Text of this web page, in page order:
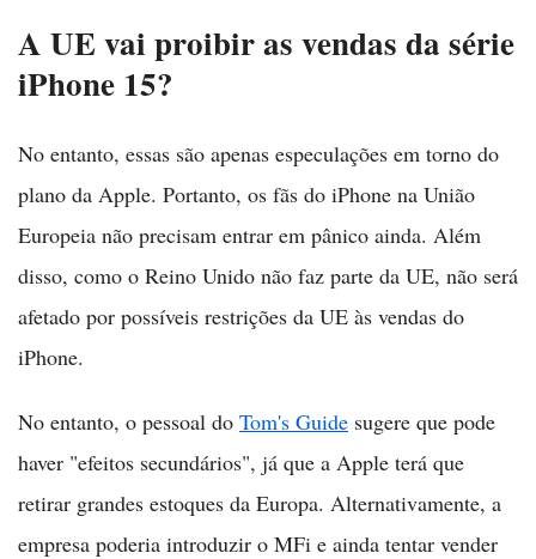
A UE vai proibir as vendas da série
iPhone 15?
No entanto, essas são apenas especulações em torno do
plano da Apple. Portanto, os fãs do iPhone na União
Europeia não precisam entrar em pânico ainda. Além
disso, como o Reino Unido não faz parte da UE, não será
afetado por possíveis restrições da UE às vendas do
iPhone.
No entanto, o pessoal do Tom's Guide sugere que pode
haver "efeitos secundários", já que a Apple terá que
retirar grandes estoques da Europa. Alternativamente, a
empresa poderia introduzir o MFi e ainda tentar vender